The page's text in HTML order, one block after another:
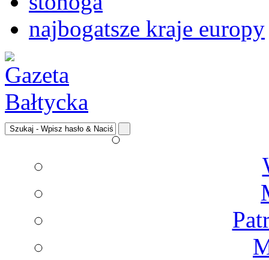
najbogatsze kraje europy